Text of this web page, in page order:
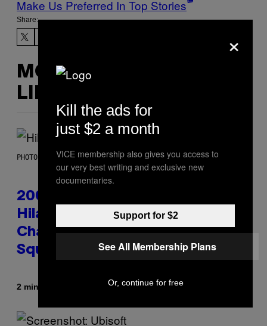
Make Us Preferred In Top Stories
Share:
MORE
LIKE THIS
PHOTO BY EMMA MCINTYRE/GETTY IMAGES FOR SIRIUSXM
2000s Nostalgia Overload:
Hilary Duff Brings Good
Charlotte on Stage at Madison
Square Garden
2 minutes ago Dan Milam
×
Kill the ads for
just $2 a month
VICE membership also gives you access to
our very best writing and exclusive new
documentaries.
Support for $2
See All Membership Plans
Or, continue for free